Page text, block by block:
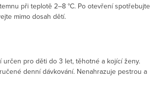
při teplotě 2–8 °C. Po otevření spotřebujte
mimo dosah dětí.
určen pro děti do 3 let, těhotné a kojící ženy.
denní dávkování. Nenahrazuje pestrou a